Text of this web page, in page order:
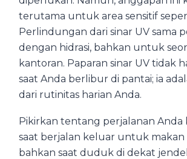
terutama untuk area sensitif
Perlindungan dari sinar UV sama
dengan hidrasi, bahkan untuk
kantoran. Paparan sinar UV tidak
saat Anda berlibur di pantai; ia
dari rutinitas harian Anda.
Pikirkan tentang perjalanan Anda
saat berjalan keluar untuk makan
bahkan saat duduk di dekat